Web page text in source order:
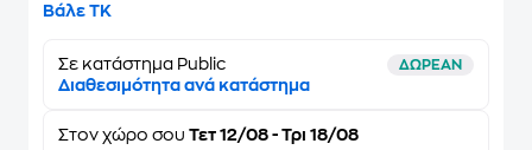
Βάλε ΤΚ
Σε κατάστημα Public ΔΩΡΕΑΝ
Διαθεσιμότητα ανά κατάστημα
Στον χώρο σου Τετ 12/08 - Τρι 18/08